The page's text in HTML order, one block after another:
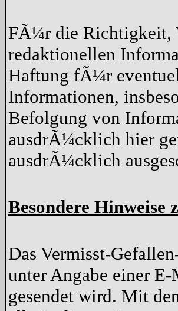
FÃ¼r die Richtigkeit,
redaktionellen
Haftung fÃ¼r
Informationen,
Befolgung von
ausdrÃ¼cklich hier
ausdrÃ¼cklich
Besondere Hinweise
Das Vermisst-
unter Angabe einer
gesendet wird. Mit